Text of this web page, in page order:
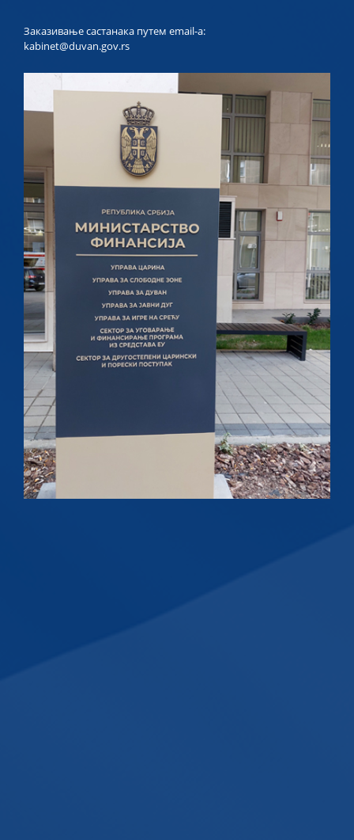
Заказивање састанака путем email-a:
kabinet@duvan.gov.rs